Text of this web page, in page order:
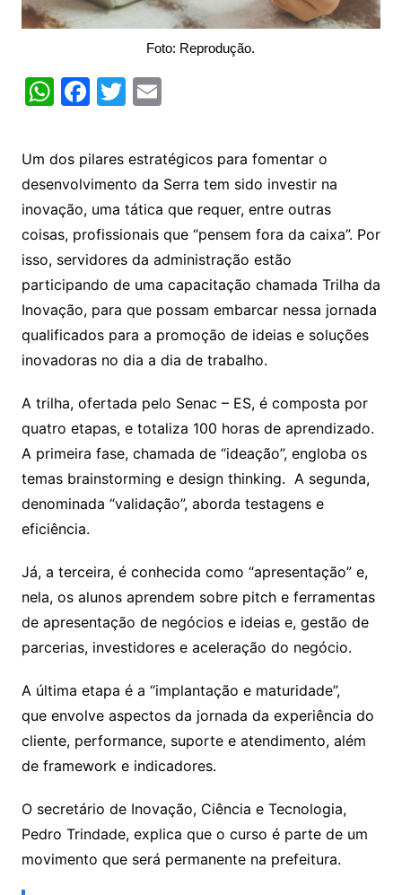
Foto: Reprodução.
W
at
s
A
p
p
F
c
e
b
o
o
k
T
itt
er
E
ai
l
Um dos pilares estratégicos para fomentar o
desenvolvimento da Serra tem sido investir na
inovação, uma tática que requer, entre outras
coisas, profissionais que “pensem fora da caixa”. Por
isso, servidores da administração estão
participando de uma capacitação chamada Trilha da
Inovação, para que possam embarcar nessa jornada
qualificados para a promoção de ideias e soluções
inovadoras no dia a dia de trabalho.
A trilha, ofertada pelo Senac – ES, é composta por
quatro etapas, e totaliza 100 horas de aprendizado.
A primeira fase, chamada de “ideação”, engloba os
temas brainstorming e design thinking. A segunda,
denominada “validação”, aborda testagens e
eficiência.
Já, a terceira, é conhecida como “apresentação” e,
nela, os alunos aprendem sobre pitch e ferramentas
de apresentação de negócios e ideias e, gestão de
parcerias, investidores e aceleração do negócio.
A última etapa é a “implantação e maturidade”,
que envolve aspectos da jornada da experiência do
cliente, performance, suporte e atendimento, além
de framework e indicadores.
O secretário de Inovação, Ciência e Tecnologia,
Pedro Trindade, explica que o curso é parte de um
movimento que será permanente na prefeitura.